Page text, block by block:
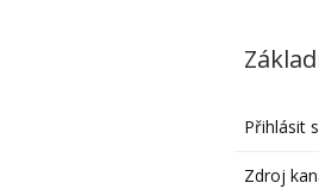
Přihlásit
Zdroj